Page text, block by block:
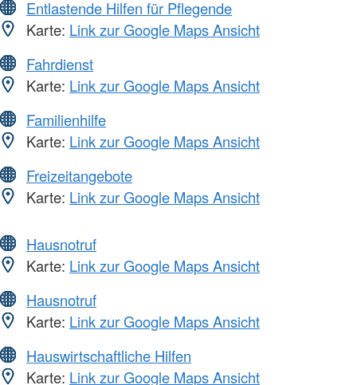
Entlastende Hilfen für Pflegende
Karte: Link zur Google Maps Ansicht
Fahrdienst
Karte: Link zur Google Maps Ansicht
Familienhilfe
Karte: Link zur Google Maps Ansicht
Freizeitangebote
Karte: Link zur Google Maps Ansicht
Hausnotruf
Karte: Link zur Google Maps Ansicht
Hausnotruf
Karte: Link zur Google Maps Ansicht
Hauswirtschaftliche Hilfen
Karte: Link zur Google Maps Ansicht